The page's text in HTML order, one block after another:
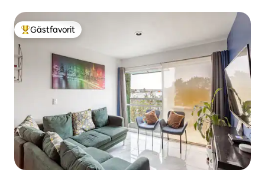
Populär gästfavorit
Gästfavorit